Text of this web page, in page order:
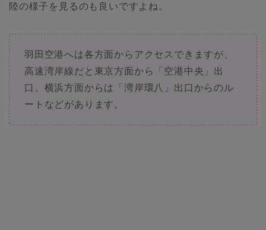
陸の様子を見るのも良いですよね。
羽田空港へは各方面からアクセスできますが、
高速湾岸線だと東京方面から「空港中央」出
口、横浜方面からは「湾岸環八」出口からのル
ートなどがあります。